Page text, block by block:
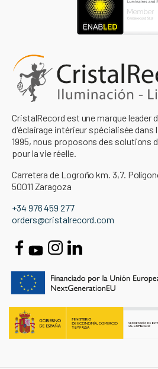
CristalRecord est une marque leader
d'éclairage intérieur spécialisée dans
1995, nous proposons des solutions
pour la vie réelle.
Carretera de Logroño km. 3,7.
50011 Zaragoza
+34 976 459 277
orders@cristalrecord.com